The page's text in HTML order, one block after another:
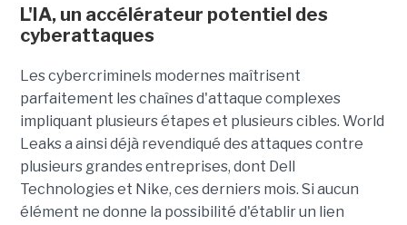
L'IA, un accélérateur potentiel des
cyberattaques
Les cybercriminels modernes maîtrisent
parfaitement les chaînes d'attaque complexes
impliquant plusieurs étapes et plusieurs cibles. World
Leaks a ainsi déjà revendiqué des attaques contre
plusieurs grandes entreprises, dont Dell
Technologies et Nike, ces derniers mois. Si aucun
élément ne donne la possibilité d'établir un lien